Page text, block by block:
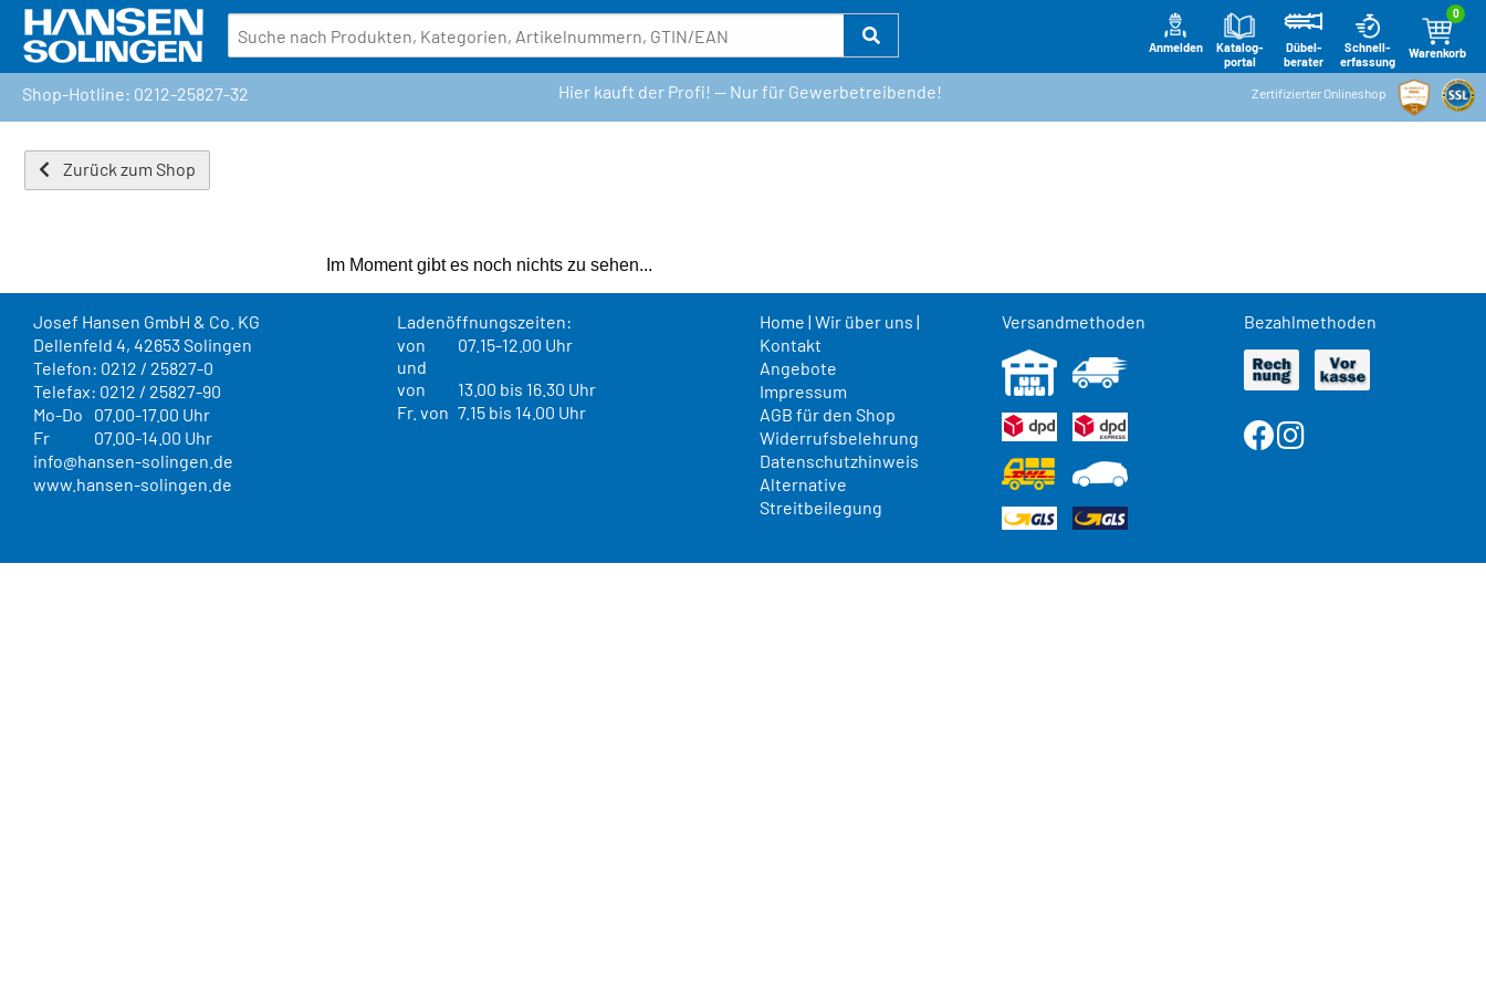
Warenkorb
0
Schnell-
erfassung
Dübel-
berater
Katalog-
portal
Anmelden
Zertifizierter Onlineshop
Shop-Hotline: 0212-25827-32 Hier kauft der Profi! — Nur für Gewerbetreibende!
Zurück zum Shop
Im Moment gibt es noch nichts zu sehen...
Josef Hansen GmbH & Co. KG
Dellenfeld 4, 42653 Solingen
Telefon: 0212 / 25827-0
Telefax: 0212 / 25827-90
Mo-Do
07.00-17.00 Uhr
Fr
07.00-14.00 Uhr
info@hansen-solingen.de
www.hansen-solingen.de
Ladenöffnungszeiten:
von
07.15-12.00 Uhr
und
von
13.00 bis 16.30 Uhr
Fr. von 7.15 bis 14.00 Uhr
Home | Wir über uns |
Kontakt
Angebote
Impressum
AGB für den Shop
Widerrufsbelehrung
Datenschutzhinweis
Alternative
Streitbeilegung
Versandmethoden Bezahlmethoden